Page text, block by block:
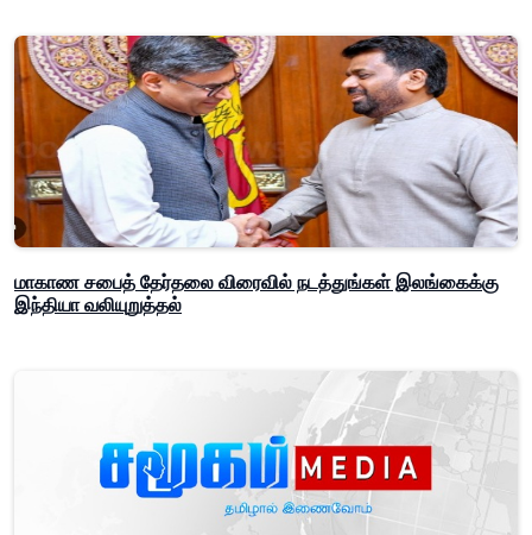
மாகாண சபைத் தேர்தலை விரைவில் நடத்துங்கள் இலங்கைக்கு
இந்தியா வலியுறுத்தல்